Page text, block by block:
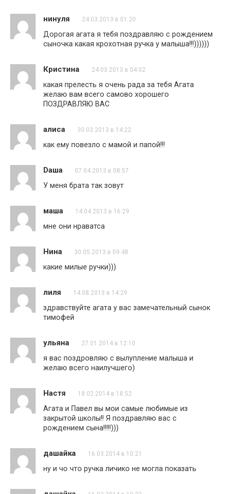
нинуля 24.03.2013 в 01:20
Дорогая агата я тебя поздравляю с рождением
сыночка какая крохотная ручка у малыша!!!))))))
Кристина 24.03.2013 в 04:02
какая прелесть я очень рада за тебя Агата
желаю вам всего самово хорошего
ПОЗДРАВЛЯЮ ВАС
алиса 30.03.2013 в 14:22
как ему повезло с мамой и папой!!!
Daшa 07.04.2013 в 08:57
У меня брата так зовут
маша 14.04.2013 в 16:29
мне они нраватса
Нина 30.05.2013 в 09:48
какие милые ручки)))
лиля 14.08.2013 в 14:29
здравствуйте агата у вас замечательный сынок
тимофей
ульяна 27.01.2014 в 12:10
я вас поздровляю с вылупление малыша и
желаю всего наилучшего)
Настя 18.02.2014 в 18:52
Агата и Павел вы мои самые любимые из
закрытой школы!! Я поздравляю вас с
рождением сына!!!!!)))
дашайка 16.03.2014 в 10:21
ну и чо что ручка личико не могла показать